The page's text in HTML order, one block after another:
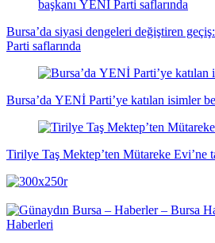
Bursa’da siyasi dengeleri değiştiren
Parti saflarında
Bursa’da YENİ Parti’ye katılan isimler
Tirilye Taş Mektep’ten Mütareke Evi’ne